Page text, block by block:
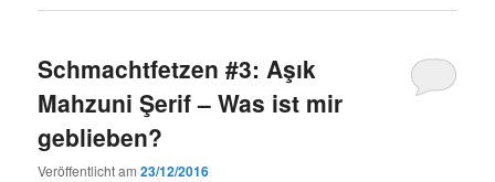
Schmachtfetzen #3: Aşık
Mahzuni Şerif – Was ist mir
geblieben?
Veröffentlicht am23/12/2016